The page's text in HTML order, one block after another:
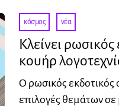
κόσμος · νέα
Κλείνει
κουήρ
Ο ρωσικός εκδοτικός
επιλογές θεμάτων